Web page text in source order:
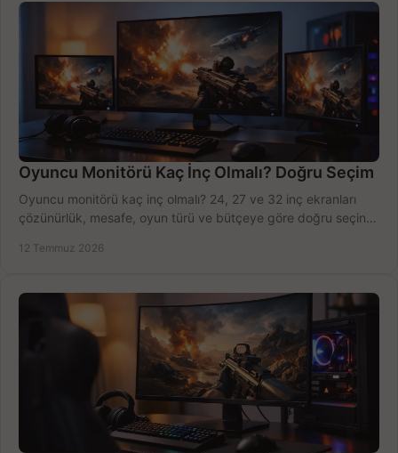
Oyuncu Monitörü Kaç İnç Olmalı? Doğru Seçim
Oyuncu monitörü kaç inç olmalı? 24, 27 ve 32 inç ekranları
çözünürlük, mesafe, oyun türü ve bütçeye göre doğru seçin,
12 Temmuz 2026